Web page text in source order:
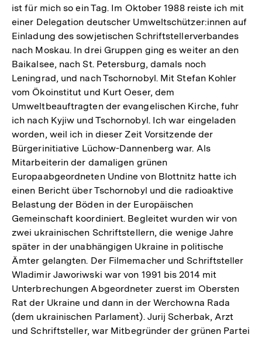
ist für mich so ein Tag. Im Oktober 1988 reiste ich mit
einer Delegation deutscher Umweltschützer:innen auf
Einladung des sowjetischen Schriftstellerverbandes
nach Moskau. In drei Gruppen ging es weiter an den
Baikalsee, nach St. Petersburg, damals noch
Leningrad, und nach Tschornobyl. Mit Stefan Kohler
vom Ökoinstitut und Kurt Oeser, dem
Umweltbeauftragten der evangelischen Kirche, fuhr
ich nach Kyjiw und Tschornobyl. Ich war eingeladen
worden, weil ich in dieser Zeit Vorsitzende der
Bürgerinitiative Lüchow-Dannenberg war. Als
Mitarbeiterin der damaligen grünen
Europaabgeordneten Undine von Blottnitz hatte ich
einen Bericht über Tschornobyl und die radioaktive
Belastung der Böden in der Europäischen
Gemeinschaft koordiniert. Begleitet wurden wir von
zwei ukrainischen Schriftstellern, die wenige Jahre
später in der unabhängigen Ukraine in politische
Ämter gelangten. Der Filmemacher und Schriftsteller
Wladimir Jaworiwski war von 1991 bis 2014 mit
Unterbrechungen Abgeordneter zuerst im Obersten
Rat der Ukraine und dann in der Werchowna Rada
(dem ukrainischen Parlament). Jurij Scherbak, Arzt
und Schriftsteller, war Mitbegründer der grünen Partei